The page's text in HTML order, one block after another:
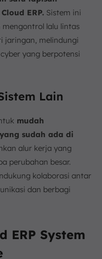
ERP. Sistem ini
lalu lintas
jaringan, melindungi
yang berpotensi
Lain
mudah
sudah ada di
alur kerja yang
perubahan besar.
kolaborasi antar
dan berbagi
ERP System